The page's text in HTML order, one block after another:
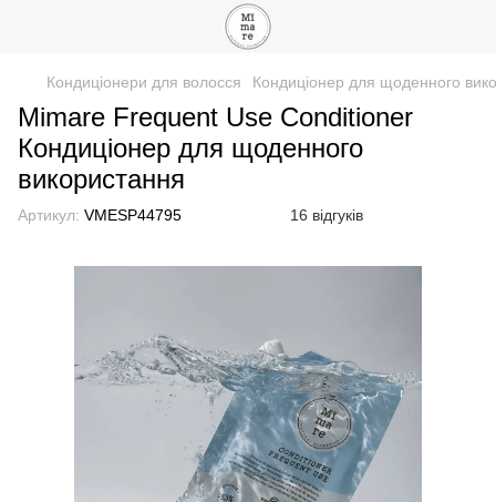
Кондиціонери для волосся Кондиціонер для щоденного
Mimare Frequent Use Conditioner
Кондиціонер для щоденного
використання
Артикул: VMESP44795 16 відгуків